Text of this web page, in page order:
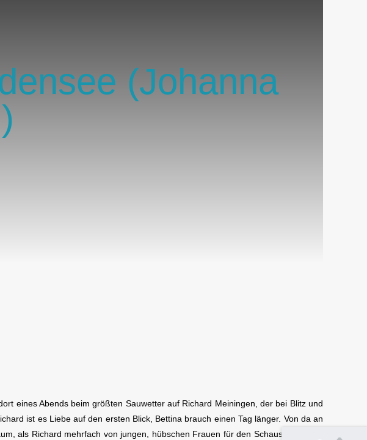
(Johanna
eines Abends beim größten Sauwetter auf Richard Meiningen, der bei Blitz und
ist es Liebe auf den ersten Blick, Bettina brauch einen Tag länger. Von da an
als Richard mehrfach von jungen, hübschen Frauen für den Schauspieler Rick